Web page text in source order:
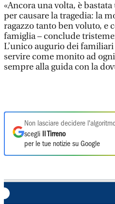
«Ancora una volta, è
per causare la tragedia: la
ragazzo tanto ben voluto, e
famiglia – conclude
L’unico augurio dei
servire come monito ad
sempre alla guida con la
Non lasciare decidere
scegli
Il Tirreno
per le tue notizie su Google